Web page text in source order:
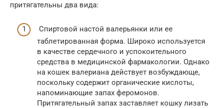
притягательны два вида:
Спиртовой настой валерьянки или ее
таблетированная форма. Широко используется
в качестве сердечного и успокоительного
средства в медицинской фармакологии. Однако
на кошек валериана действует возбуждающе,
поскольку содержит органические кислоты,
напоминающие запах феромонов.
Притягательный запах заставляет кошку лизать